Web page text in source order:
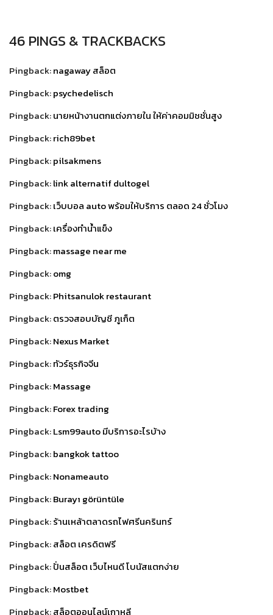
46 PINGS & TRACKBACKS
Pingback:nagaway สล็อต
Pingback:psychedelisch
Pingback:นายหน้างานตกแต่งภายใน ให้ค่าคอมมิชชั่นสูง
Pingback:rich89bet
Pingback:pilsakmens
Pingback:link alternatif dultogel
Pingback:เว็บบอล auto พร้อมให้บริการ ตลอด 24 ชั่วโมง
Pingback:เครื่องทำน้ำแข็ง
Pingback:massage near me
Pingback:omg
Pingback:Phitsanulok restaurant
Pingback:ตรวจสอบบัญชี ภูเก็ต
Pingback:Nexus Market
Pingback:ทัวร์ธุรกิจจีน
Pingback:Massage
Pingback:Forex trading
Pingback:Lsm99auto มีบริการอะไรบ้าง
Pingback:bangkok tattoo
Pingback:Nonameauto
Pingback:Burayı görüntüle
Pingback:ร้านเหล้าตลาดรถไฟศรีนครินทร์
Pingback:สล็อต เครดิตฟรี
Pingback:ปั่นสล็อต เว็บไหนดี โบนัสแตกง่าย
Pingback:Mostbet
Pingback:สล็อตออนไลน์เกาหลี